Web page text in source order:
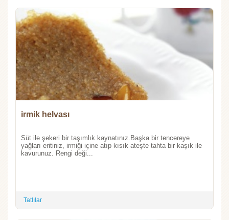
irmik helvası
Süt ile şekeri bir taşımlık kaynatınız.Başka bir tencereye
yağları eritiniz, irmiği içine atıp kısık ateşte tahta bir kaşık ile
kavurunuz. Rengi deği...
Tatlılar